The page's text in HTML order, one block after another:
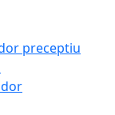
preceptiu